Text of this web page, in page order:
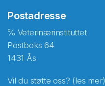
Postadresse
℅ Veterinærinstituttet
Postboks 64
1431 Ås
Vil du støtte oss? (les mer)